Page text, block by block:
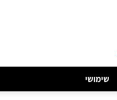
שימושי